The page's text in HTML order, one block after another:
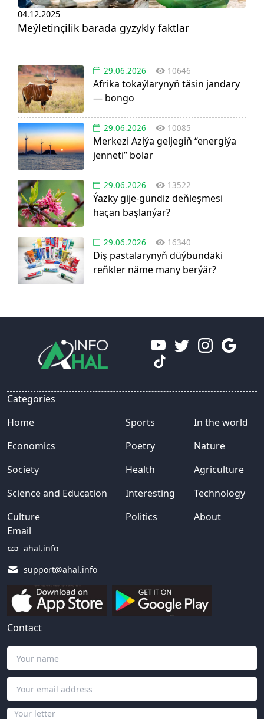
04.12.2025
Meýletinçilik barada gyzykly faktlar
29.06.2026 10646
Afrika tokaýlarynyň täsin jandary
— bongo
29.06.2026 10085
Merkezi Aziýa geljegiň “energiýa
jenneti” bolar
29.06.2026 13522
Ýazky gije-gündiz deňleşmesi
haçan başlanýar?
29.06.2026 16340
Diş pastalarynyň düýbündäki
reňkler näme many berýär?
Email
ahal.info
support@ahal.info
Categories
Home
Economics
Society
Science and Education
Culture
Sports
Poetry
Health
Interesting
Politics
In the world
Nature
Agriculture
Technology
About
Contact